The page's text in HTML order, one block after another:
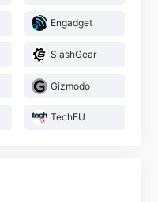
Engadget
SlashGear
Gizmodo
TechEU